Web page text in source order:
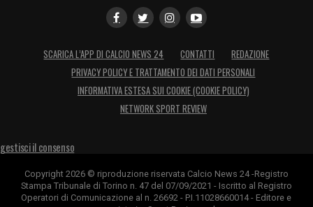
SCARICA L’APP DI CALCIO NEWS 24 CONTATTI
REDAZIONE
PRIVACY POLICY E TRATTAMENTO DEI DATI PERSONALI
INFORMATIVA ESTESA SUI COOKIE (COOKIE POLICY)
NETWORK SPORT REVIEW
gestisci il consenso
Copyright 2026 © riproduzione riservata Calcio News 24 -Registro
Stampa Tribunale di Torino n. 47 del 07/09/2021 - Iscritto al Registro
Operatori di Comunicazione al n. 26692 - P.I.11028660014 - Editore e